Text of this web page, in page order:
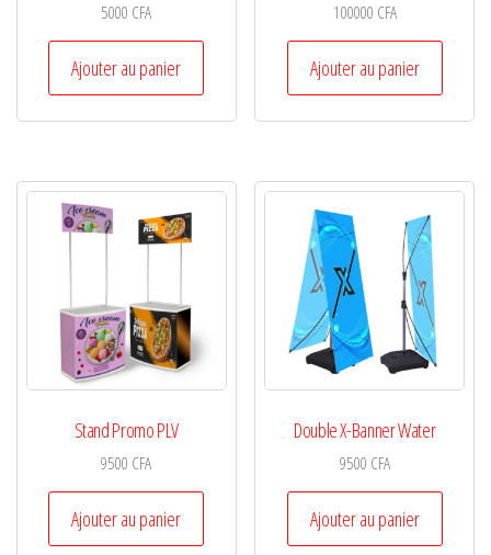
5000 CFA
Ajouter au panier
100000 CFA
Ajouter au panier
Stand Promo PLV
9500 CFA
Ajouter au panier
Double X-Banner Water
9500 CFA
Ajouter au panier